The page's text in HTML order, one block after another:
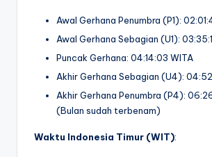
Awal Gerhana Penumbra (P1):
Awal Gerhana Sebagian (U1):
Puncak Gerhana: 04:14:03 WITA
Akhir Gerhana Sebagian (U4):
Akhir Gerhana Penumbra (P4):
(Bulan sudah terbenam)
Waktu Indonesia Timur (WIT):